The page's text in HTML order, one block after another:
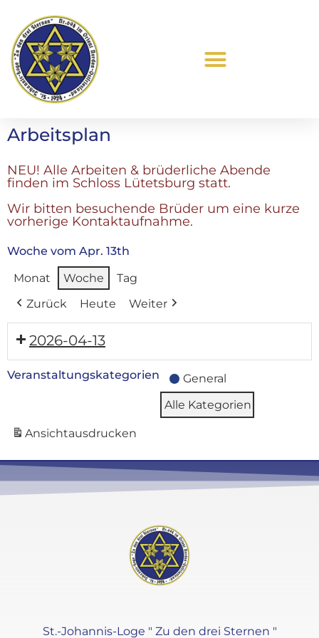
Arbeitsplan
NEU! Alle Arbeiten & brüderliche Abende
finden im Schloss Lütetsburg statt.
Wir bitten besuchende Brüder um eine kurze
vorherige Kontaktaufnahme.
Woche vom Apr. 13th
Monat
Woche
Tag
Zurück
Heute Weiter
2026-04-13
Veranstaltungskategorien
General
Alle Kategorien
Ansichtausdrucken
St.-Johannis-Loge " Zu den drei Sternen "